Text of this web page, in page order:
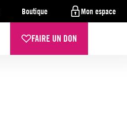
Boutique Mon espace
FAIRE UN DON